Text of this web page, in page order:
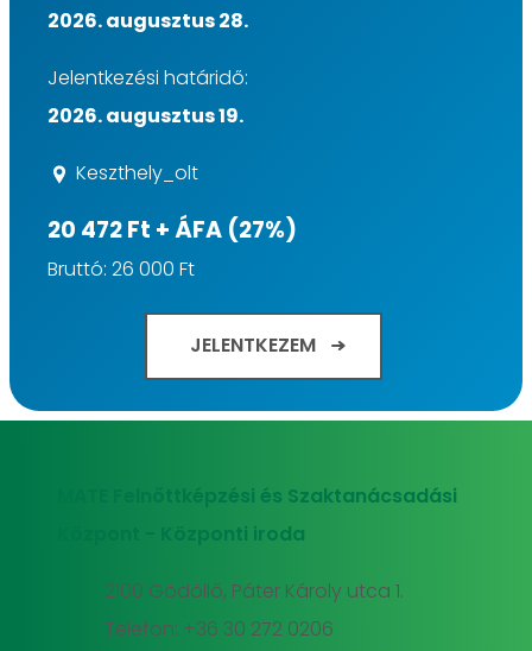
2026. augusztus 28.
Jelentkezési határidő:
2026. augusztus 19.
Keszthely_olt
20 472 Ft + ÁFA (27%)
Bruttó: 26 000 Ft
JELENTKEZEM
MATE Felnőttképzési és Szaktanácsadási
Központ - Központi iroda
2100 Gödöllő, Páter Károly utca 1.
Telefon: +36 30 272 0206